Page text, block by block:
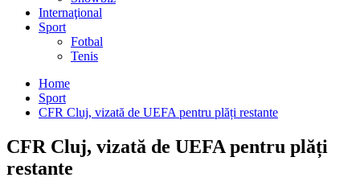
Internaţional
Sport
Fotbal
Tenis
Home
Sport
CFR Cluj, vizată de UEFA pentru plăți restante
CFR Cluj, vizată de UEFA pentru plăți
restante